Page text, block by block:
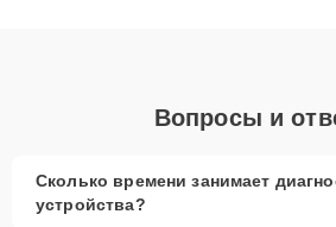
Вопросы и
Сколько времени занимает
устройства?